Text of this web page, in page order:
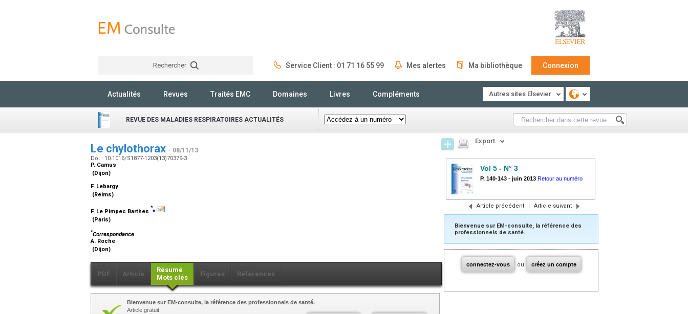
Rechercher Service Client : 01 71 16 55 99 Mes alertes Ma bibliothèque Connexion
Actualités Revues Traités EMC Domaines Livres Compléments Autres sites Elsevier
REVUE DES MALADIES RESPIRATOIRES ACTUALITÉS
Le chylothorax - 08/11/13
Doi : 10.1016/S1877-1203(13)70379-3
P. Camus
(Dijon)
F. Lebargy
(Reims)
F. Le Pimpec Barthes
*⁎
(Paris)
*Correspondance.
A. Roche
(Dijon)
PDF Article
Résumé
Mots clés
Figures Références
Bienvenue sur EM-consulte, la référence des professionnels de santé.
Article gratuit.
Export
Vol 5 - N° 3
P. 140-143 - juin 2013 Retour au numéro
Article précédent | Article suivant
Bienvenue sur EM-consulte, la référence des
professionnels de santé.
connectez-vous ou créez un compte